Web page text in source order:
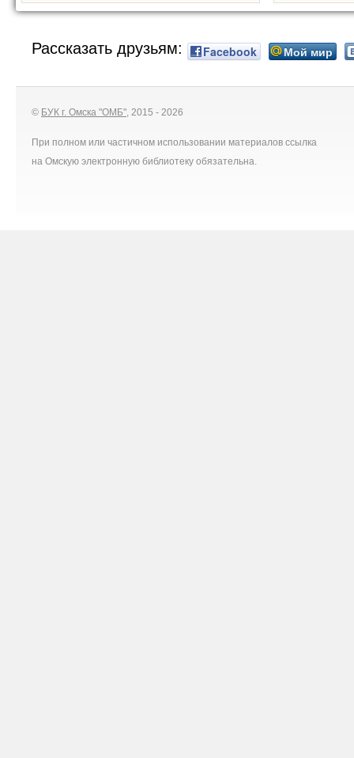
Рассказать друзьям: Facebook Мой мир
© БУК г. Омска "ОМБ", 2015 - 2026
При полном или частичном использовании материалов ссылка
на Омскую электронную библиотеку обязательна.